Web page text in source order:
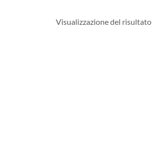
Visualizzazione del risultato